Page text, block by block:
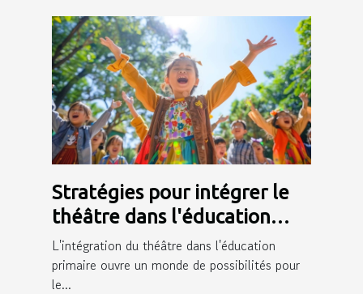
Stratégies pour intégrer le
théâtre dans l'éducation
primaire et ses bénéfices
L'intégration du théâtre dans l'éducation
primaire ouvre un monde de possibilités pour
le...